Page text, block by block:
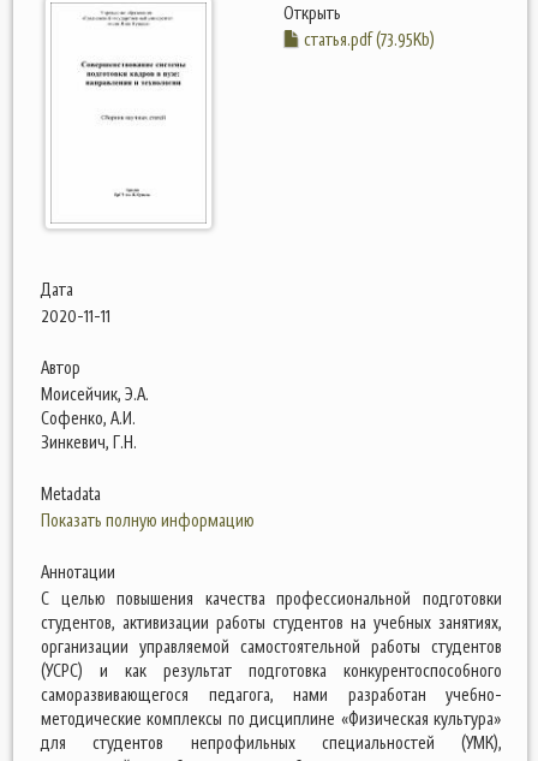
Открыть
статья.pdf (73.95Kb)
Дата
2020-11-11
Автор
Моисейчик, Э.А.
Софенко, А.И.
Зинкевич, Г.Н.
Metadata
Показать полную информацию
Аннотации
С целью повышения качества профессиональной подготовки
студентов, активизации работы студентов на учебных занятиях,
организации управляемой самостоятельной работы студентов
(УСРС) и как результат подготовка конкурентоспособного
саморазвивающегося педагога, нами разработан учебно-
методические комплексы по дисциплине «Физическая культура»
для студентов непрофильных специальностей (УМК),